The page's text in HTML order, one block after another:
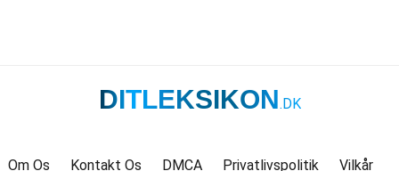
DITLEKSIKON.DK
Om Os Kontakt Os DMCA Privatlivspolitik Vilkår